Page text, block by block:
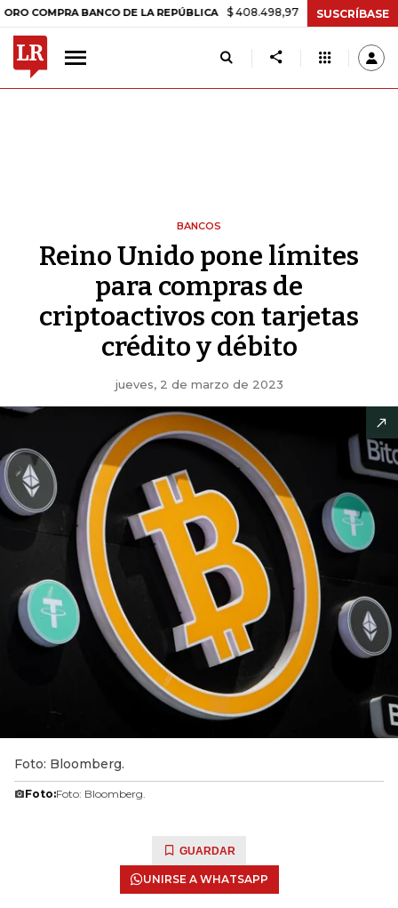
BANCO DE LA REPÚBLICA $ 408.498,97 +$ 8.753,81 +2,19%
SUSCRÍBASE
BANCOS
Reino Unido pone límites
para compras de
criptoactivos con tarjetas
crédito y débito
jueves, 2 de marzo de 2023
Foto: Bloomberg.
Foto:Foto: Bloomberg.
GUARDAR
UNIRSE A WHATSAPP